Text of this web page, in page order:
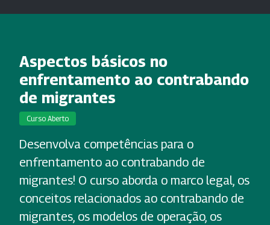
Aspectos básicos no
enfrentamento ao contrabando
de migrantes
Curso Aberto
Desenvolva competências para o
enfrentamento ao contrabando de
migrantes! O curso aborda o marco legal, os
conceitos relacionados ao contrabando de
migrantes, os modelos de operação, os